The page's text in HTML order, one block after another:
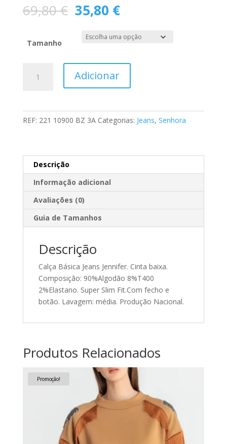
69,80€ O
preço
original
era:
35,80 €O
preço
atual
é:
Tamanho
Adicionar
REF: 221 10900 BZ 3A Categorias: Jeans, Senhora
Descrição
Informação adicional
Avaliações (0)
Guia de Tamanhos
Descrição
Calça Básica Jeans Jennifer. Cinta baixa.
Composição: 90%Algodão 8%T400
2%Elastano. Super Slim Fit.Com fecho e
botão. Lavagem: média. Produção Nacional.
Produtos Relacionados
Promoção!